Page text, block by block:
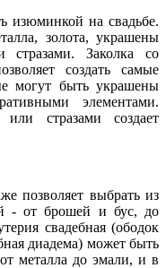
изюминкой на свадьбе.
золота, украшены
стразами. Заколка со
создать самые
могут быть украшены
элементами.
стразами создает
позволяет выбрать из
- от брошей и бус, до
свадебная (ободок
диадема) может быть
металла до эмали, и в